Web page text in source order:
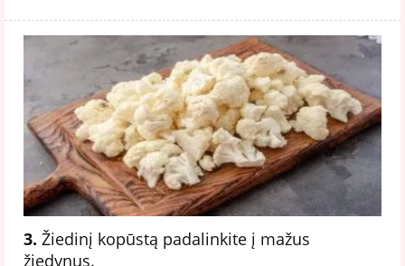
3. Žiedinį kopūstą padalinkite į mažus
žiedynus.